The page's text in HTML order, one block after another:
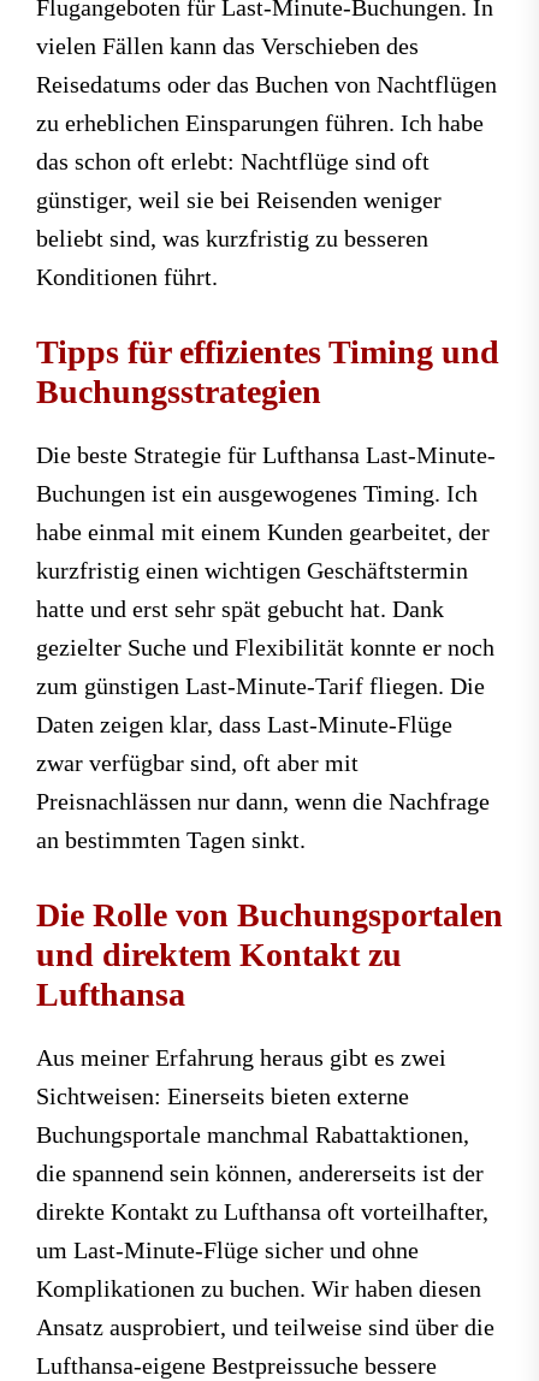
Flugangeboten für Last-Minute-Buchungen. In
vielen Fällen kann das Verschieben des
Reisedatums oder das Buchen von Nachtflügen
zu erheblichen Einsparungen führen. Ich habe
das schon oft erlebt: Nachtflüge sind oft
günstiger, weil sie bei Reisenden weniger
beliebt sind, was kurzfristig zu besseren
Konditionen führt.
Tipps für effizientes Timing und
Buchungsstrategien
Die beste Strategie für Lufthansa Last-Minute-
Buchungen ist ein ausgewogenes Timing. Ich
habe einmal mit einem Kunden gearbeitet, der
kurzfristig einen wichtigen Geschäftstermin
hatte und erst sehr spät gebucht hat. Dank
gezielter Suche und Flexibilität konnte er noch
zum günstigen Last-Minute-Tarif fliegen. Die
Daten zeigen klar, dass Last-Minute-Flüge
zwar verfügbar sind, oft aber mit
Preisnachlässen nur dann, wenn die Nachfrage
an bestimmten Tagen sinkt.
Die Rolle von Buchungsportalen
und direktem Kontakt zu
Lufthansa
Aus meiner Erfahrung heraus gibt es zwei
Sichtweisen: Einerseits bieten externe
Buchungsportale manchmal Rabattaktionen,
die spannend sein können, andererseits ist der
direkte Kontakt zu Lufthansa oft vorteilhafter,
um Last-Minute-Flüge sicher und ohne
Komplikationen zu buchen. Wir haben diesen
Ansatz ausprobiert, und teilweise sind über die
Lufthansa-eigene Bestpreissuche bessere